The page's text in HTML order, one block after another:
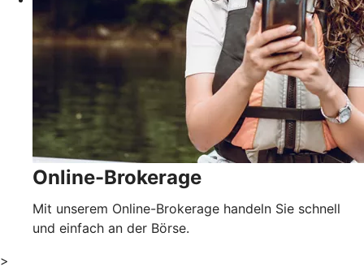
Online-Brokerage
Mit unserem Online-Brokerage handeln Sie schnell
und einfach an der Börse.
>